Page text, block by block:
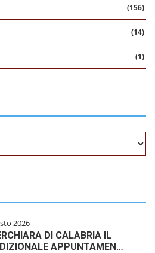
(156)
(14)
(1)
2026
DI CALABRIA IL
APPUNTAMEN…